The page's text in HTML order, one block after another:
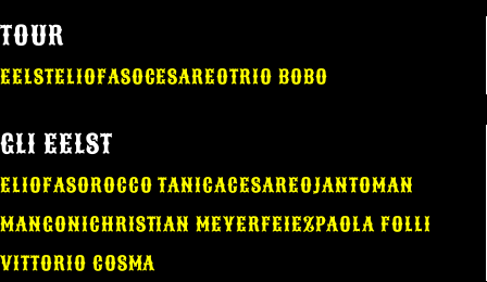
TOUR
EELSTELIOFASOCESAREOTRIO BOBO
GLI EELST
ELIOFASOROCCO TANICACESAREOJANTOMAN
MANGONICHRISTIAN MEYERFEIEZPAOLA FOLLI
VITTORIO COSMA